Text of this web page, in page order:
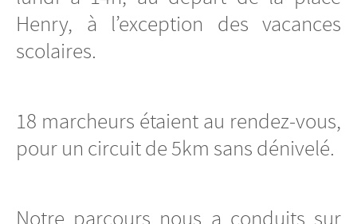
Henry, à l’exception des vacances
scolaires.
18 marcheurs étaient au rendez-vous,
pour un circuit de 5km sans dénivelé.